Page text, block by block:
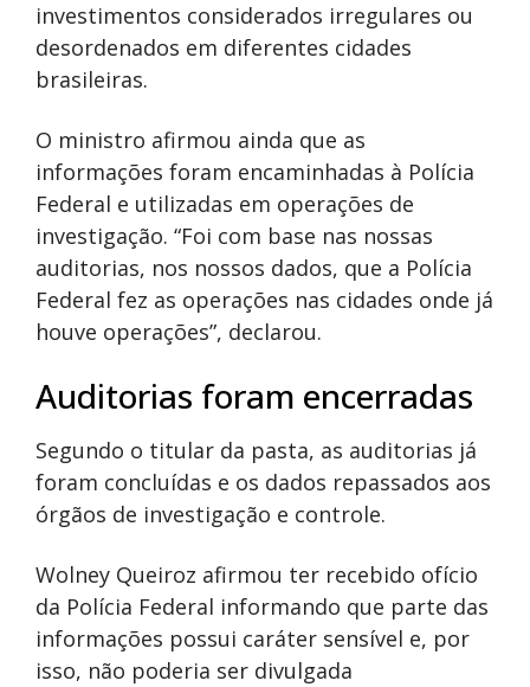
investimentos considerados irregulares ou
desordenados em diferentes cidades
brasileiras.
O ministro afirmou ainda que as
informações foram encaminhadas à Polícia
Federal e utilizadas em operações de
investigação. “Foi com base nas nossas
auditorias, nos nossos dados, que a Polícia
Federal fez as operações nas cidades onde já
houve operações”, declarou.
Auditorias foram encerradas
Segundo o titular da pasta, as auditorias já
foram concluídas e os dados repassados aos
órgãos de investigação e controle.
Wolney Queiroz afirmou ter recebido ofício
da Polícia Federal informando que parte das
informações possui caráter sensível e, por
isso, não poderia ser divulgada